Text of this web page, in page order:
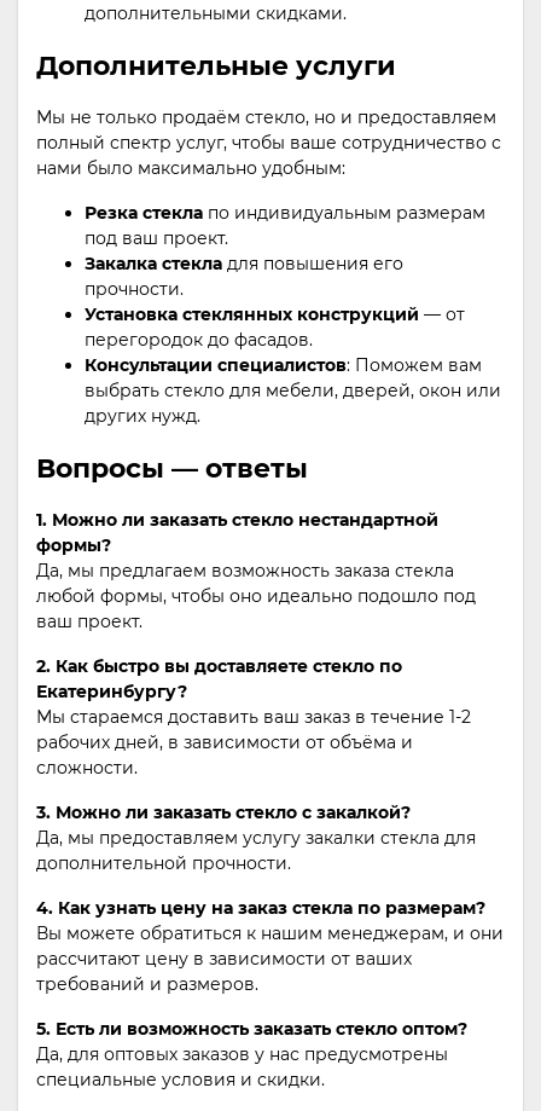
дополнительными скидками.
Дополнительные услуги
Мы не только продаём стекло, но и предоставляем
полный спектр услуг, чтобы ваше сотрудничество с
нами было максимально удобным:
Резка стекла по индивидуальным размерам
под ваш проект.
Закалка стекла для повышения его
прочности.
Установка стеклянных конструкций — от
перегородок до фасадов.
Консультации специалистов: Поможем вам
выбрать стекло для мебели, дверей, окон или
других нужд.
Вопросы — ответы
1. Можно ли заказать стекло нестандартной
формы?
Да, мы предлагаем возможность заказа стекла
любой формы, чтобы оно идеально подошло под
ваш проект.
2. Как быстро вы доставляете стекло по
Екатеринбургу?
Мы стараемся доставить ваш заказ в течение 1-2
рабочих дней, в зависимости от объёма и
сложности.
3. Можно ли заказать стекло с закалкой?
Да, мы предоставляем услугу закалки стекла для
дополнительной прочности.
4. Как узнать цену на заказ стекла по размерам?
Вы можете обратиться к нашим менеджерам, и они
рассчитают цену в зависимости от ваших
требований и размеров.
5. Есть ли возможность заказать стекло оптом?
Да, для оптовых заказов у нас предусмотрены
специальные условия и скидки.